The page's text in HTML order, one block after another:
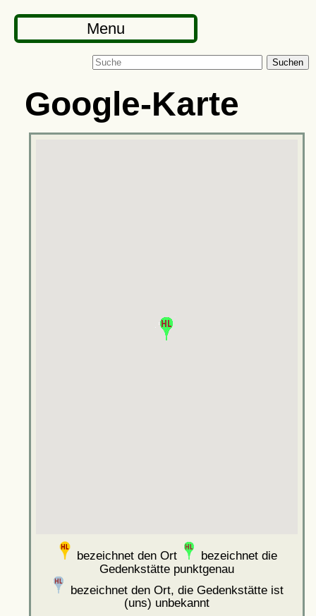
Menu
Suchen
Google-Karte
bezeichnet den Ort
bezeichnet die
Gedenkstätte punktgenau
bezeichnet den Ort, die Gedenkstätte ist
(uns) unbekannt